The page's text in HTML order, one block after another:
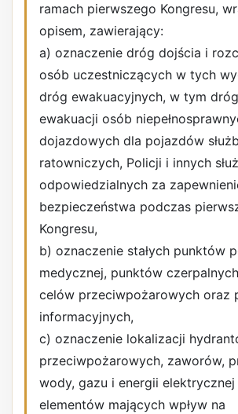
ramach pierwszego Kongresu,
opisem, zawierający:
a) oznaczenie dróg dojścia i
osób uczestniczących w tych
dróg ewakuacyjnych, w tym
ewakuacji osób
dojazdowych dla pojazdów służb
ratowniczych, Policji i innych
odpowiedzialnych za
bezpieczeństwa podczas
Kongresu,
b) oznaczenie stałych punktów
medycznej, punktów
celów przeciwpożarowych oraz
informacyjnych,
c) oznaczenie lokalizacji
przeciwpożarowych, zaworów,
wody, gazu i energii
elementów mających wpływ na